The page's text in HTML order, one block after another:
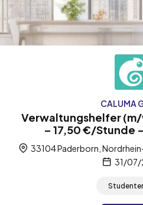
CALUMA
Verwaltungshelfer
– 17,50 €/Stunde
33104 Paderborn,
31/